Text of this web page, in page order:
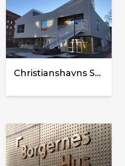
Christianshavns Skole - ScienceLAB